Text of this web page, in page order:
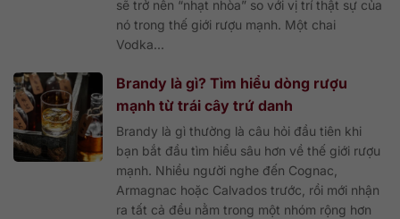
sẽ trở nên “nhạt nhòa” so với vị trí thật sự của
nó trong thế giới rượu mạnh. Một chai
Vodka...
Brandy là gì? Tìm hiểu dòng rượu
mạnh từ trái cây trứ danh
Brandy là gì thường là câu hỏi đầu tiên khi
bạn bắt đầu tìm hiểu sâu hơn về thế giới rượu
mạnh. Nhiều người nghe đến Cognac,
Armagnac hoặc Calvados trước, rồi mới nhận
ra tất cả đều nằm trong một nhóm rộng hơn